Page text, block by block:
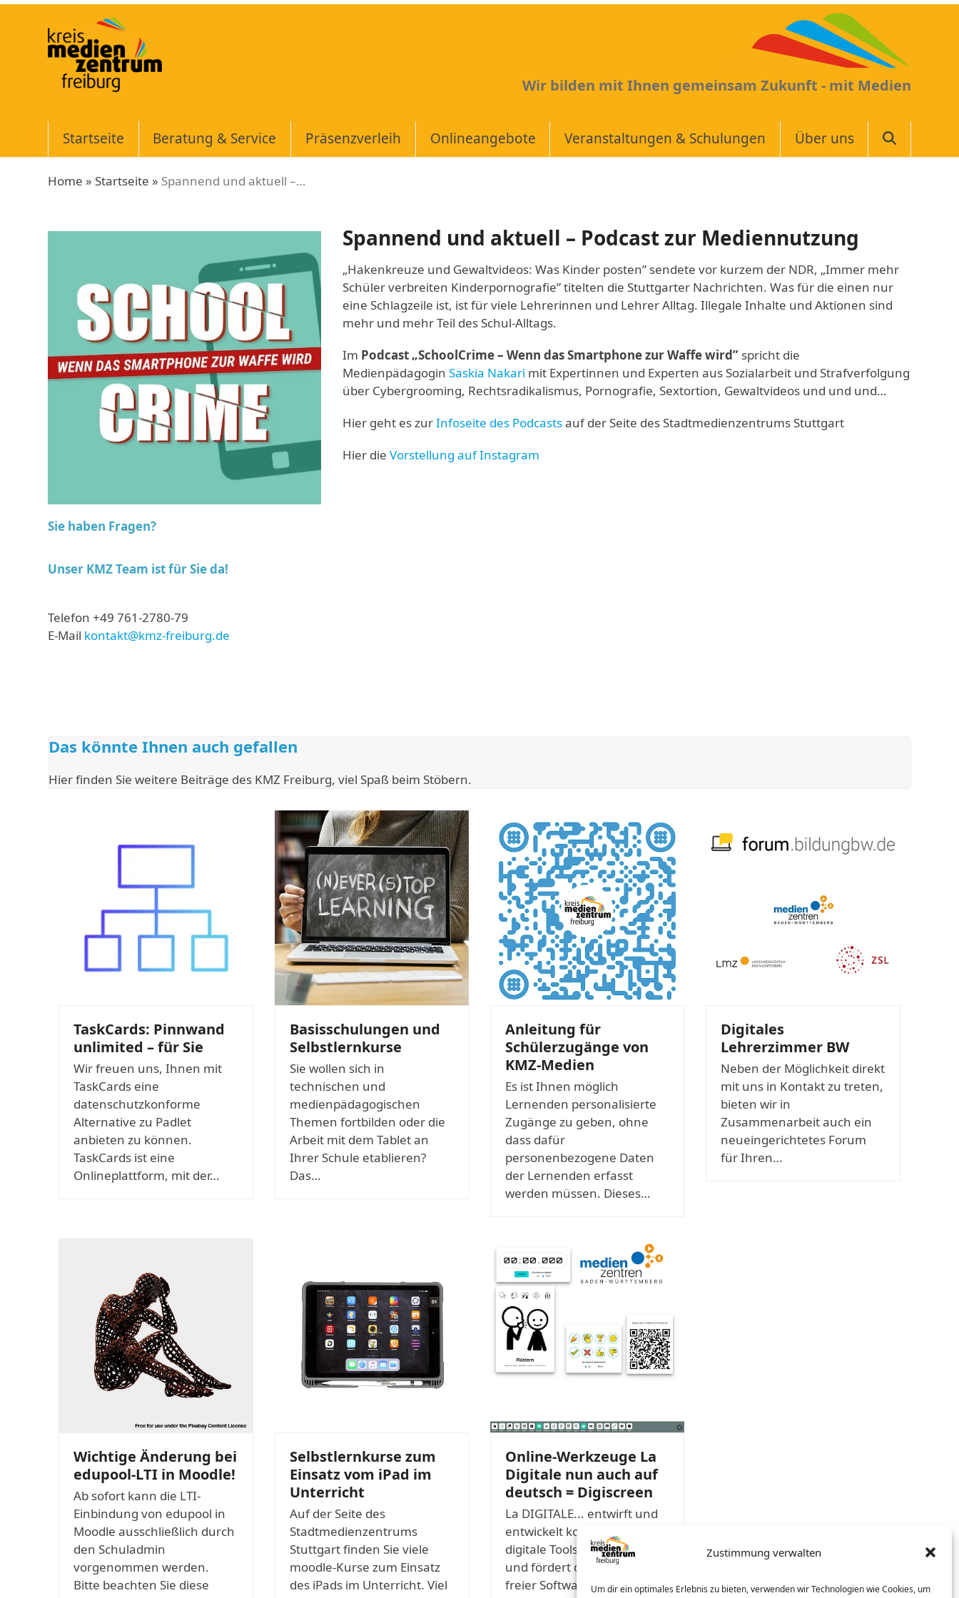
Zustimmung verwalten
Um dir ein optimales Erlebnis zu bieten, verwenden wir Technologien wie Cookies, um
Skip
Wir bilden mit Ihnen gemeinsam Zukunft - mit Medien
Startseite Beratung & Service Präsenzverleih Onlineangebote Veranstaltungen & Schulungen Über uns
Home » Startseite » Spannend und aktuell –…
Sie haben Fragen?
Unser KMZ Team ist für Sie da!
Telefon +49 761-2780-79
E-Mail kontakt@kmz-freiburg.de
Spannend und aktuell – Podcast zur Mediennutzung
„Hakenkreuze und Gewaltvideos: Was Kinder posten” sendete vor kurzem der NDR, „Immer mehr
Schüler verbreiten Kinderpornografie” titelten die Stuttgarter Nachrichten. Was für die einen nur
eine Schlagzeile ist, ist für viele Lehrerinnen und Lehrer Alltag. Illegale Inhalte und Aktionen sind
mehr und mehr Teil des Schul-Alltags.
Im Podcast „SchoolCrime – Wenn das Smartphone zur Waffe wird” spricht die
MedienpädagoginSaskia Nakari mit Expertinnen und Experten aus Sozialarbeit und Strafverfolgung
über Cybergrooming, Rechtsradikalismus, Pornografie, Sextortion, Gewaltvideos und und und…
Hier geht es zurInfoseite des Podcastsauf der Seite des Stadtmedienzentrums Stuttgart
Hier dieVorstellung auf Instagram
Das könnte Ihnen auch gefallen
Hier finden Sie weitere Beiträge des KMZ Freiburg, viel Spaß beim Stöbern.
TaskCards: Pinnwand
unlimited – für Sie
Wir freuen uns, Ihnen mit
TaskCards eine
datenschutzkonforme
Alternative zu Padlet
anbieten zu können.
TaskCards ist eine
Onlineplattform, mit der…
Basisschulungen und
Selbstlernkurse
Sie wollen sich in
technischen und
medienpädagogischen
Themen fortbilden oder die
Arbeit mit dem Tablet an
Ihrer Schule etablieren?
Das…
Anleitung für
Schülerzugänge von
KMZ-Medien
Es ist Ihnen möglich
Lernenden personalisierte
Zugänge zu geben, ohne
dass dafür
personenbezogene Daten
der Lernenden erfasst
werden müssen. Dieses…
Digitales
Lehrerzimmer BW
Neben der Möglichkeit direkt
mit uns in Kontakt zu treten,
bieten wir in
Zusammenarbeit auch ein
neueingerichtetes Forum
für Ihren…
Wichtige Änderung bei
edupool-LTI in Moodle!
Ab sofort kann die LTI-
Einbindung von edupool in
Moodle ausschließlich durch
den Schuladmin
vorgenommen werden.
Bitte beachten Sie diese
Selbstlernkurse zum
Einsatz vom iPad im
Unterricht
Auf der Seite des
Stadtmedienzentrums
Stuttgart finden Sie viele
moodle-Kurse zum Einsatz
des iPads im Unterricht. Viel
Online-Werkzeuge La
Digitale nun auch auf
deutsch = Digiscreen
La DIGITALE... entwirft und
entwickelt kostenlose
digitale Tools für Lehrer
und fördert den Einsatz
freier Software im